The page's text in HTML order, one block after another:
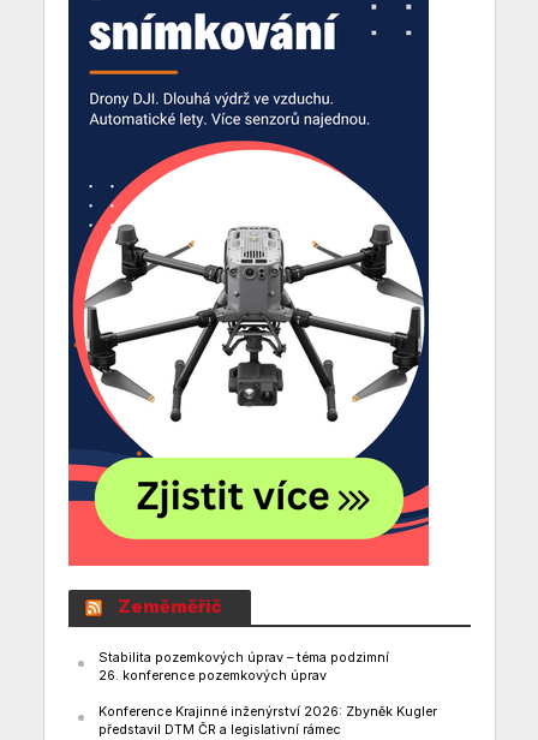
Zeměměřič
Stabilita pozemkových úprav – téma podzimní
26. konference pozemkových úprav
Konference Krajinné inženýrství 2026: Zbyněk Kugler
představil DTM ČR a legislativní rámec